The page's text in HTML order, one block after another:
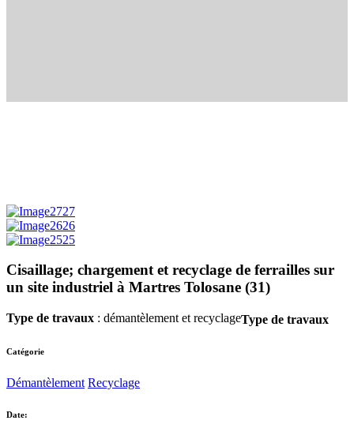
Cisaillage; chargement et recyclage de ferrailles sur
un site industriel à Martres Tolosane (31)
Type de travaux : démantèlement et recyclageType de travaux
Catégorie
Démantèlement Recyclage
Date: